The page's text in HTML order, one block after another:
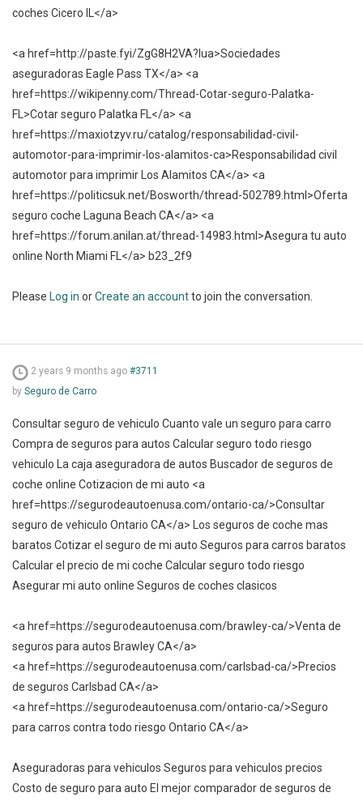
coches Cicero IL</a>
<a href=http://paste.fyi/ZgG8H2VA?lua>Sociedades
aseguradoras Eagle Pass TX</a> <a
href=https://wikipenny.com/Thread-Cotar-seguro-Palatka-
FL>Cotar seguro Palatka FL</a> <a
href=https://maxiotzyv.ru/catalog/responsabilidad-civil-
automotor-para-imprimir-los-alamitos-ca>Responsabilidad civil
automotor para imprimir Los Alamitos CA</a> <a
href=https://politicsuk.net/Bosworth/thread-502789.html>Oferta
seguro coche Laguna Beach CA</a> <a
href=https://forum.anilan.at/thread-14983.html>Asegura tu auto
online North Miami FL</a> b23_2f9
Please Log in orCreate an accountto join the conversation.
2 years 9 months ago #3711
by Seguro de Carro
Consultar seguro de vehiculo Cuanto vale un seguro para carro
Compra de seguros para autos Calcular seguro todo riesgo
vehiculo La caja aseguradora de autos Buscador de seguros de
coche online Cotizacion de mi auto <a
href=https://segurodeautoenusa.com/ontario-ca/>Consultar
seguro de vehiculo Ontario CA</a> Los seguros de coche mas
baratos Cotizar el seguro de mi auto Seguros para carros baratos
Calcular el precio de mi coche Calcular seguro todo riesgo
Asegurar mi auto online Seguros de coches clasicos
<a href=https://segurodeautoenusa.com/brawley-ca/>Venta de
seguros para autos Brawley CA</a>
<a href=https://segurodeautoenusa.com/carlsbad-ca/>Precios
de seguros Carlsbad CA</a>
<a href=https://segurodeautoenusa.com/ontario-ca/>Seguro
para carros contra todo riesgo Ontario CA</a>
Aseguradoras para vehiculos Seguros para vehiculos precios
Costo de seguro para auto El mejor comparador de seguros de